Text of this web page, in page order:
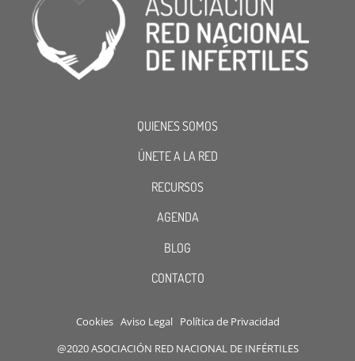
QUIENES SOMOS
ÚNETE A LA RED
RECURSOS
AGENDA
BLOG
CONTACTO
Cookies Aviso Legal Política de Privacidad
@2020 ASOCIACIÓN RED NACIONAL DE INFÉRTILES